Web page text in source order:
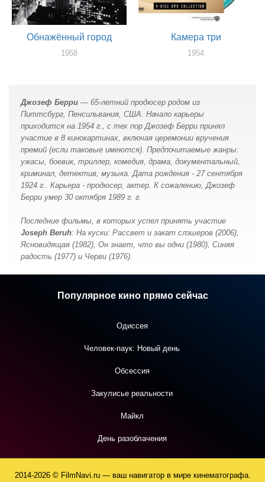
Обнажённый город
1958
Камера три
1954
Джозеф Берри — 65-летний продюсер родом из
Питтсбург, Пенсильвания, США. Начало карьеры
приходится на 1954 г., с тех пор Джозеф Берри принял
участие в 8 кинокартинах, включая церемонии вручения
премий (если таковые имеются). Предпочитаемые жанры:
ужасы, боевик, триллер, комедия, драма, документальный,
криминал, детектив, музыка. Дата рождения - 27 сентября
1924 г.. Карьера - продюсер, актер. К сожалению, Джозеф
Берри умер 30 октября 1989 г. г.
Последние фильмы, в которых успел принять участие
Joseph Beruh: На куски: Рассвет и закат слэшеров (2006),
Ясновидящая (1982), Он знает, что вы одни (1980), Синяя
радость (1977) и Черви (1976).
Популярное кино прямо сейчас
Одиссея
Человек-паук: Новый день
Обсессия
Закулисье реальности
Майкл
День разоблачения
2014-2026 © FilmNavi.ru — ваш навигатор в мире кинематографа.